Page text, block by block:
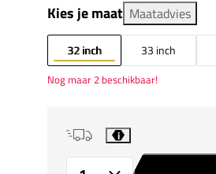
Kies je maat Maatadvies
32 inch 33 inch
Nog maar 2 beschikbaar!
i